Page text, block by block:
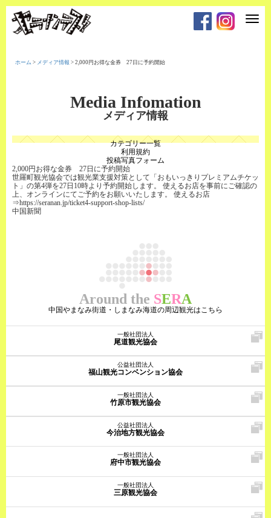
T
o
n
ホーム > メディア情報 > 2,000円お得な金券 27日に予約開始
Media Infomation
メディア情報
カテゴリー一覧
利用規約
投稿写真フォーム
2,000円お得な金券 27日に予約開始
世羅町観光協会では観光業支援対策として「おもいっきりプレミアムチケッ
ト」の第4弾を27日10時より予約開始します。 使えるお店を事前にご確認の
上、オンラインにてご予約をお願いいたします。 使えるお店
⇒https://seranan.jp/ticket4-support-shop-lists/
中国新聞
Around the SERA
中国やまなみ街道・しまなみ海道の周辺観光はこちら
一般社団法人
尾道観光協会
公益社団法人
福山観光コンベンション協会
一般社団法人
竹原市観光協会
公益社団法人
今治地方観光協会
一般社団法人
府中市観光協会
一般社団法人
三原観光協会